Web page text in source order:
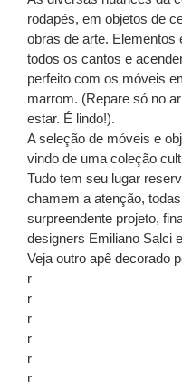
rodapés, em objetos de
obras de arte. Elementos
todos os cantos e
perfeito com os móveis
marrom. (Repare só no
estar. É lindo!).
A seleção de móveis e
vindo de uma coleção
Tudo tem seu lugar
chamem a atenção,
surpreendente projeto,
designers Emiliano Salci
Veja outro apê decorado
r
r
r
r
r
r